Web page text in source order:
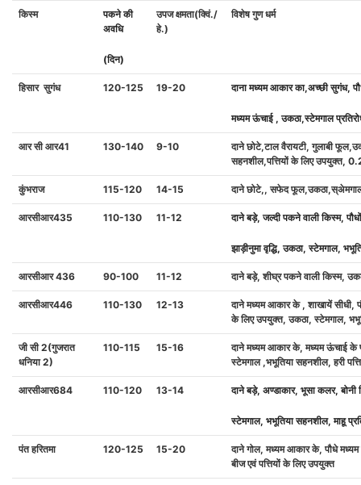
किस्म पकने की
अवधि
(दिन)
उपज क्षमता(क्विं./
हे.)
विशेष गुण धर्म
हिसार सुगंध 120-125 19-20 दाना मध्यम आकार का,अच्छी सुगंध,
मध्यम ऊंचाई,उकठा,स्टेमगाल
आर सी आर41 130-140 9-10 दाने छोटे,टाल वैरायटी, गुलाबी फूल,
सहनशील,पत्तियों के लिए उपयुक्त,
कुंभराज 115-120 14-15 दाने छोटे,, सफेद फूल,उकठा,
आरसीआर435 110-130 11-12 दाने बड़े,जल्दी पकने वाली किस्म,पौधों
झाड़ीनुमा वृद्धि,उकठा,स्टेमगाल,
आरसीआर436 90-100 11-12 दाने बड़े, शीघ्र पकने वाली किस्म,
आरसीआर446 110-130 12-13 दाने मध्यम आकार के, शाखायें सीधी,
के लिए उपयुक्त, उकठा, स्टेमगाल,
जी सी2(गुजरात
धनिया2)
110-115 15-16 दाने मध्यम आकार के, मध्यम ऊंचाई के
स्टेमगाल,भभूतिया सहनशील, हरी
आरसीआर684 110-120 13-14 दाने बड़े, अण्डाकार, भूसा कलर,बोनी
स्टेमगाल, भभूतिया सहनशील,माहू
पंत हरितमा 120-125 15-20 दाने गोल, मध्यम आकार के, पौधे मध्यम
बीज एवं पत्तियों के लिए उपयुक्त